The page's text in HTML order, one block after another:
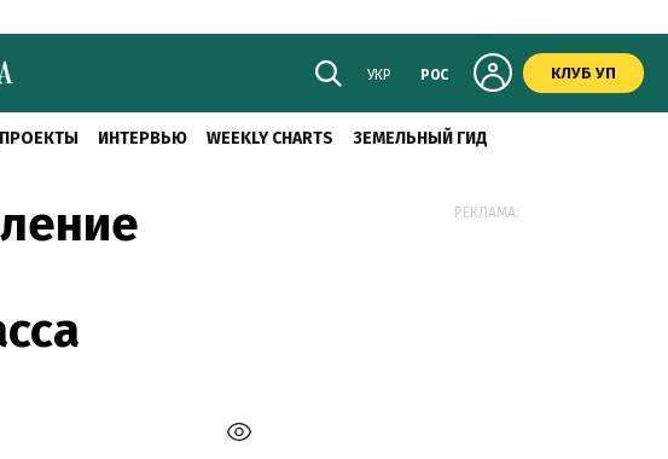
УКР РОС КЛУБ УП
ИНТЕРВЬЮ WEEKLY CHARTS ЗЕМЕЛЬНЫЙ ГИД
РЕКЛАМА: